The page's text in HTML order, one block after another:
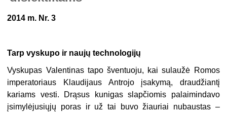
2014 m. Nr. 3
Tarp vyskupo ir naujų technologijų
Vyskupas Valentinas tapo šventuoju, kai sulaužė Romos
imperatoriaus Klaudijaus Antrojo įsakymą, draudžiantį
kariams vesti. Drąsus kunigas slapčiomis palaimindavo
įsimylėjusiųjų poras ir už tai buvo žiauriai nubaustas –